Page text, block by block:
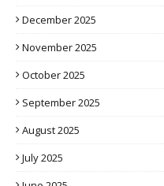
December 2025
November 2025
October 2025
September 2025
August 2025
July 2025